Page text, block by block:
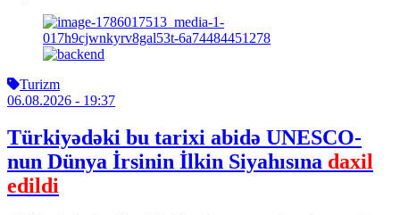
Turizm
06.08.2026 - 19:37
Türkiyədəki bu tarixi abidə UNESCO-
nun Dünya İrsinin İlkin Siyahısına daxil
edildi